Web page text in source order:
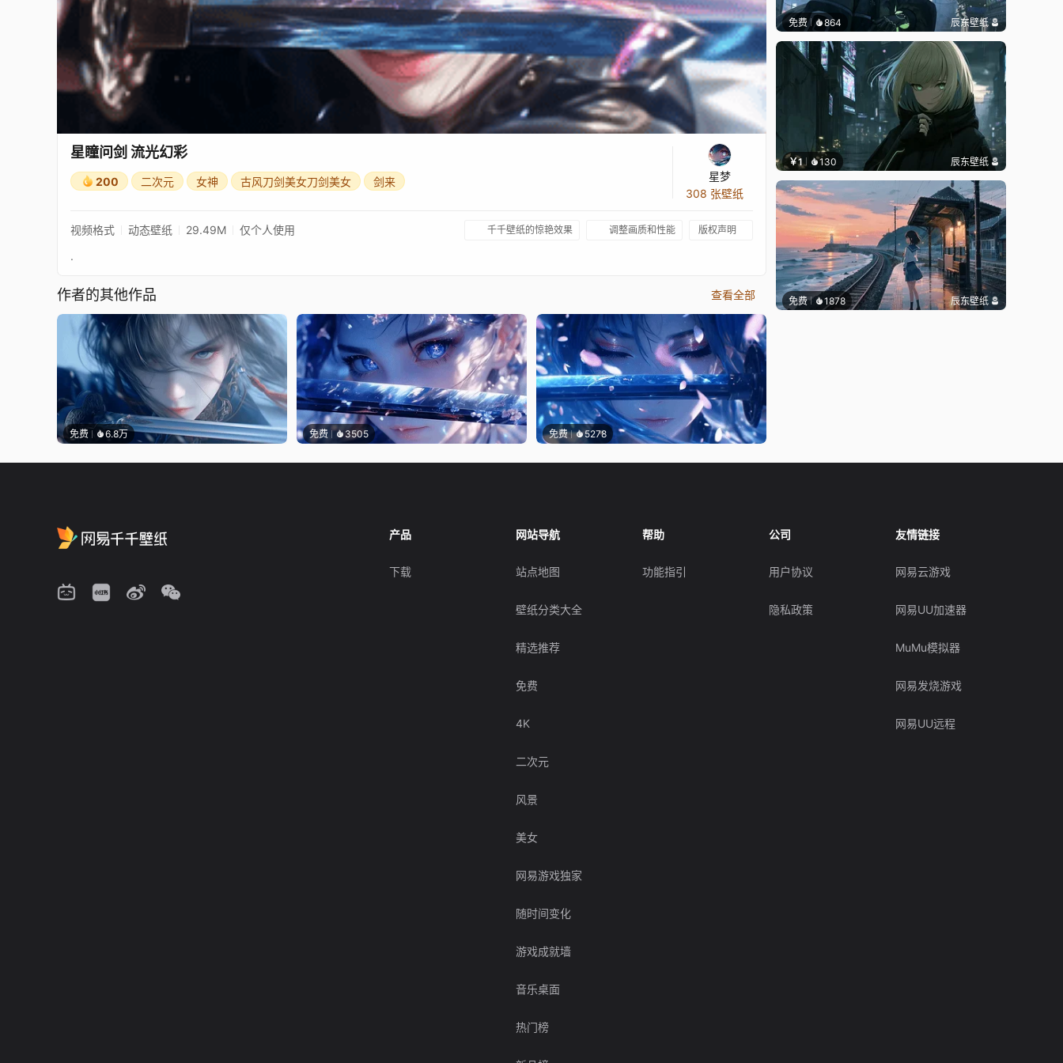
星瞳问剑 流光幻彩
200 二次元 女神 古风刀剑美女刀剑美女 剑来
星梦
308 张壁纸
视频格式 动态壁纸 29.49M 仅个人使用 千千壁纸的惊艳效果 调整画质和性能 版权声明
.
作者的其他作品 查看全部
免费 6.8万 免费 3505 免费 5278
免费 864 辰东壁纸
￥1 130 辰东壁纸
免费 1878 辰东壁纸
产品
下载
网站导航
站点地图
壁纸分类大全
精选推荐
免费
4K
二次元
风景
美女
网易游戏独家
随时间变化
游戏成就墙
音乐桌面
热门榜
帮助
功能指引
公司
用户协议
隐私政策
友情链接
网易云游戏
网易UU加速器
MuMu模拟器
网易发烧游戏
网易UU远程